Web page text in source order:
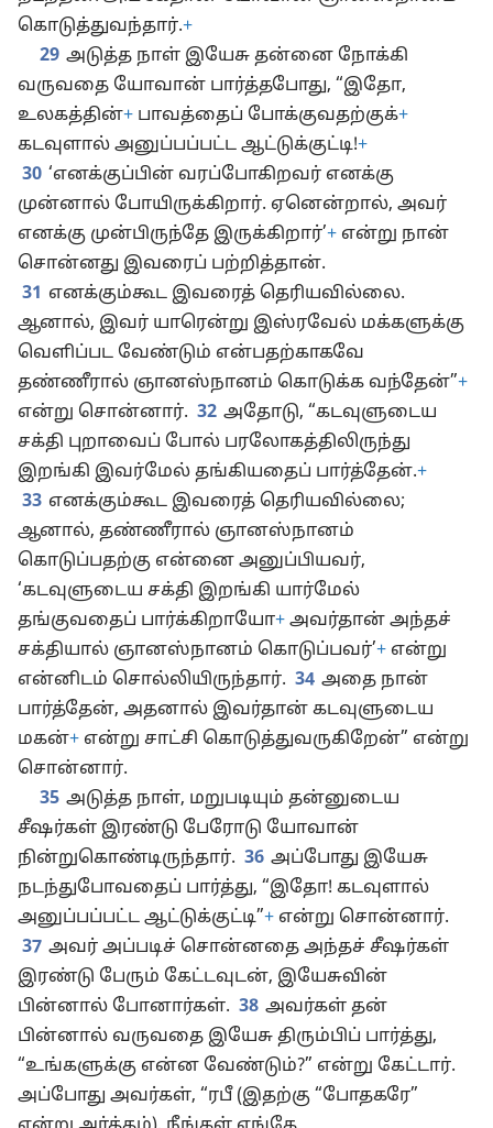
கொடுத்துவந்தார்.+
29 அடுத்த நாள் இயேசு தன்னை நோக்கி
வருவதை யோவான் பார்த்தபோது, “இதோ,
உலகத்தின்+ பாவத்தைப் போக்குவதற்குக்+
கடவுளால் அனுப்பப்பட்ட ஆட்டுக்குட்டி!+
30 ‘எனக்குப்பின் வரப்போகிறவர் எனக்கு
முன்னால் போயிருக்கிறார். ஏனென்றால், அவர்
எனக்கு முன்பிருந்தே இருக்கிறார்’+ என்று நான்
சொன்னது இவரைப் பற்றித்தான்.
31 எனக்கும்கூட இவரைத் தெரியவில்லை.
ஆனால், இவர் யாரென்று இஸ்ரவேல் மக்களுக்கு
வெளிப்பட வேண்டும் என்பதற்காகவே
தண்ணீரால் ஞானஸ்நானம் கொடுக்க வந்தேன்”+
என்று சொன்னார். 32 அதோடு, “கடவுளுடைய
சக்தி புறாவைப் போல் பரலோகத்திலிருந்து
இறங்கி இவர்மேல் தங்கியதைப் பார்த்தேன்.+
33 எனக்கும்கூட இவரைத் தெரியவில்லை;
ஆனால், தண்ணீரால் ஞானஸ்நானம்
கொடுப்பதற்கு என்னை அனுப்பியவர்,
‘கடவுளுடைய சக்தி இறங்கி யார்மேல்
தங்குவதைப் பார்க்கிறாயோ+ அவர்தான் அந்தச்
சக்தியால் ஞானஸ்நானம் கொடுப்பவர்’+ என்று
என்னிடம் சொல்லியிருந்தார். 34 அதை நான்
பார்த்தேன், அதனால் இவர்தான் கடவுளுடைய
மகன்+ என்று சாட்சி கொடுத்துவருகிறேன்” என்று
சொன்னார்.
35 அடுத்த நாள், மறுபடியும் தன்னுடைய
சீஷர்கள் இரண்டு பேரோடு யோவான்
நின்றுகொண்டிருந்தார். 36 அப்போது இயேசு
நடந்துபோவதைப் பார்த்து, “இதோ! கடவுளால்
அனுப்பப்பட்ட ஆட்டுக்குட்டி”+ என்று சொன்னார்.
37 அவர் அப்படிச் சொன்னதை அந்தச் சீஷர்கள்
இரண்டு பேரும் கேட்டவுடன், இயேசுவின்
பின்னால் போனார்கள். 38 அவர்கள் தன்
பின்னால் வருவதை இயேசு திரும்பிப் பார்த்து,
“உங்களுக்கு என்ன வேண்டும்?” என்று கேட்டார்.
அப்போது அவர்கள், “ரபீ (இதற்கு “போதகரே”